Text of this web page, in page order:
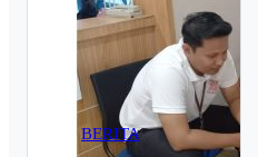
BERITA